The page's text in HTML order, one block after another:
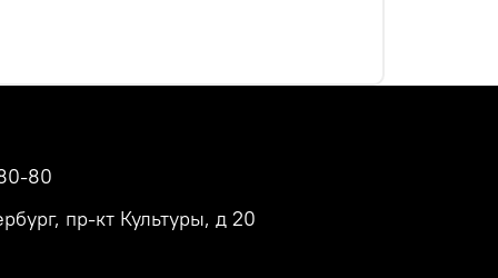
80
пр-кт Культуры, д 20